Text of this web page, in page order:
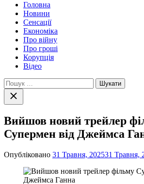
Головна
Новини
Сенсації
Економіка
Про війну
Про гроші
Корупція
Відео
Пошук:
Закрити
пошук
Вийшов новий трейлер
Супермен від Джеймса
Опубліковано 31 Травня, 202531 Травня,